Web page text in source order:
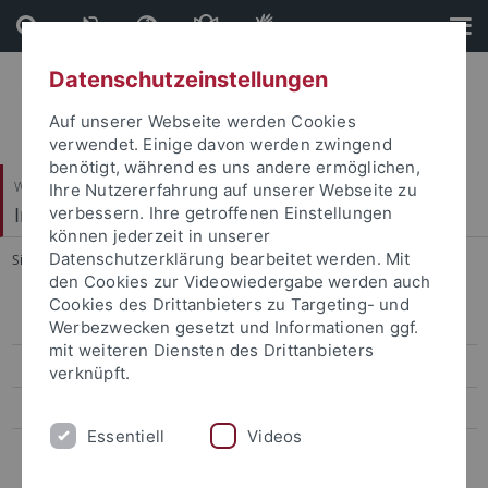
Direkt
zum
Inhalt
Direkt
zur
Fußleiste
Wirtschafts- und Sozialwissenschaftliche Fakultät
Institut für Erziehungswissenschaft
Sie sind hier: Startseite ... Doktorand*innen
Personal
Doktorand*innen
Masterstudiengang
Datenschutzeinstellungen
Auf unserer Webseite werden Cookies
verwendet. Einige davon werden zwingend
benötigt, während es uns andere ermöglichen,
Ihre Nutzererfahrung auf unserer Webseite zu
verbessern. Ihre getroffenen Einstellungen
können jederzeit in unserer
Datenschutzerklärung bearbeitet werden. Mit
den Cookies zur Videowiedergabe werden auch
Cookies des Drittanbieters zu Targeting- und
Werbezwecken gesetzt und Informationen ggf.
mit weiteren Diensten des Drittanbieters
verknüpft.
Essentiell Videos